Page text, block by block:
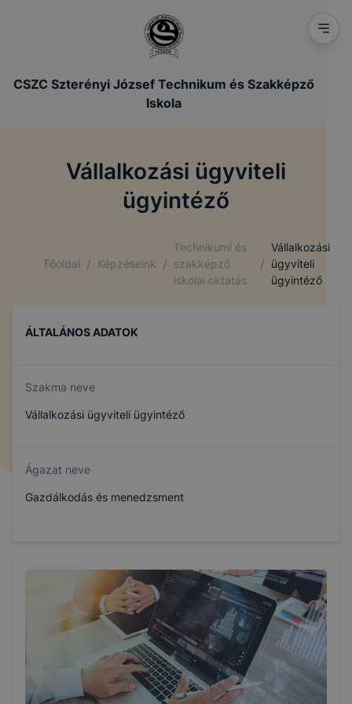
CSZC Szterényi József Technikum és Szakképző
Iskola
Vállalkozási ügyviteli
ügyintéző
Főoldal / Képzéseink /
Technikumi és
szakképző
iskolai oktatás
/
Vállalkozási
ügyviteli
ügyintéző
ÁLTALÁNOS ADATOK
Szakma neve
Vállalkozási ügyviteli ügyintéző
Ágazat neve
Gazdálkodás és menedzsment
Képzés időtartama
5 év